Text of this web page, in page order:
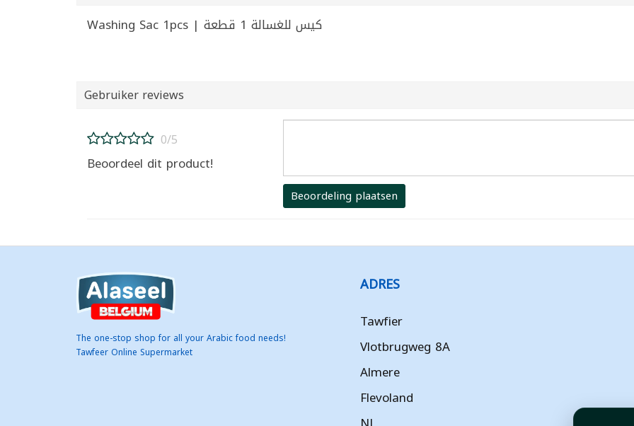
Washing Sac 1pcs | كيس للغسالة 1 قطعة
Gebruiker reviews
0/5
Beoordeel dit product!
Beoordeling plaatsen
The one-stop shop for all your Arabic food needs!
Tawfeer Online Supermarket
ADRES
Tawfier
Vlotbrugweg 8A
Almere
Flevoland